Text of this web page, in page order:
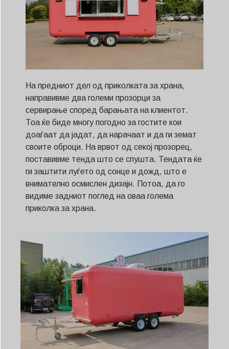
На предниот дел од приколката за храна,
направивме два големи прозорци за
сервирање според барањата на клиентот.
Тоа ќе биде многу погодно за гостите кои
доаѓаат да јадат, да нарачаат и да ги земат
своите оброци. На врвот од секој прозорец,
поставивме тенда што се спушта. Тендата ќе
ги заштити луѓето од сонце и дожд, што е
внимателно осмислен дизајн. Потоа, да го
видиме задниот поглед на оваа голема
приколка за храна.